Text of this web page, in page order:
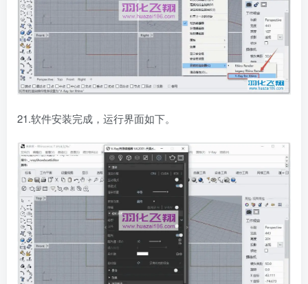
21.软件安装完成，运行界面如下。